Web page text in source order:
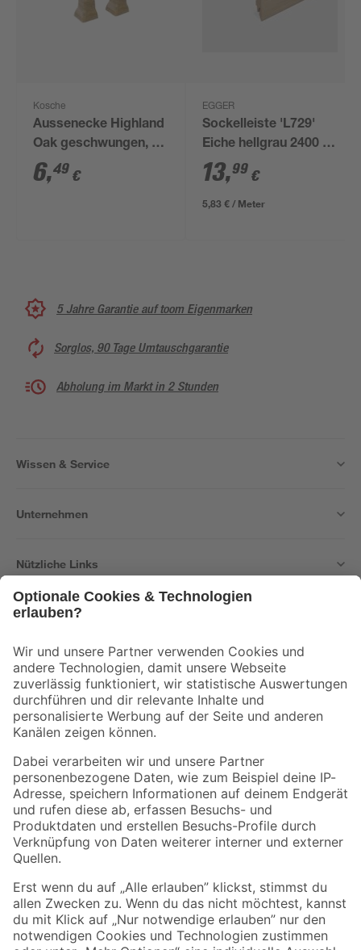
Kosche
Aussenecke Highland
Oak geschwungen, 2
Stück
6,49 €
EGGER
Sockelleiste 'L729'
Eiche hellgrau 2400 x
58 x 14 mm
13,99 €
5,83 € / Meter
5 Jahre Garantie auf toom Eigenmarken
Sorglos, 90 Tage Umtauschgarantie
Abholung im Markt in 2 Stunden
Wissen & Service
Unternehmen
Nützliche Links
Der toom Newsletter: Keine Angebote und Aktionen mehr verpassen!
Zur Newsletter Anmeldung
Folge uns
Zahlungsarten Versandarten
Sicher einkaufen
Jetzt die toom-App herunterladen